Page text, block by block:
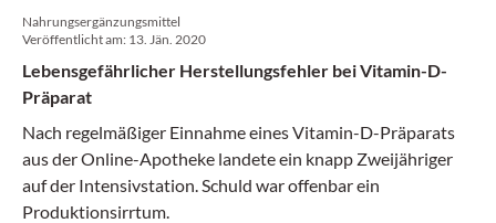
Nahrungsergänzungsmittel
Veröffentlicht am: 13. Jän. 2020
Lebensgefährlicher Herstellungsfehler bei Vitamin-D-
Präparat
Nach regelmäßiger Einnahme eines Vitamin-D-Präparats
aus der Online-Apotheke landete ein knapp Zweijähriger
auf der Intensivstation. Schuld war offenbar ein
Produktionsirrtum.